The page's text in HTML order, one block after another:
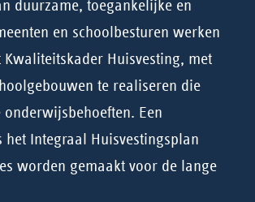
duurzame, toegankelijke en
en schoolbesturen werken
Huisvesting, met
te realiseren die
Een
Integraal Huisvestingsplan
worden gemaakt voor de lange